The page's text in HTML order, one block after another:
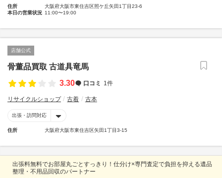
住所
大阪府大阪市東住吉区照ケ丘矢田1丁目23-6
本日の営業状況 11:00〜19:00
店舗公式
骨董品買取 古道具竜馬
3.30
口コミ 1件
リサイクルショップ 古着 古本
出張・訪問対応
住所 大阪府大阪市東住吉区矢田1丁目3-15
出張料無料でお部屋丸ごとすっきり！仕分け×専門査定で負担を抑える遺品
整理・不用品回収のパートナー